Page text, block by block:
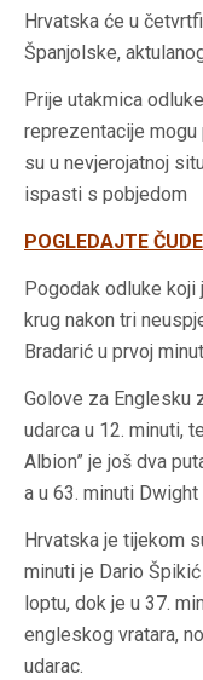
Hrvatska će u
Španjolske,
Prije utakmica
reprezentacije
su u nevjerojatnoj
ispasti s pobjedom
POGLEDAJTE
Pogodak odluke
krug nakon tri
Bradarić u prvoj
Golove za Englesku
udarca u 12. minuti,
Albion” je još dva
a u 63. minuti
Hrvatska je tijekom
minuti je Dario
loptu, dok je u 37.
engleskog vratara,
udarac.